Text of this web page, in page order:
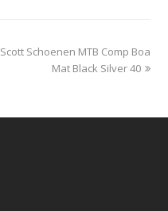
next
Scott Schoenen MTB Comp Boa
Mat Black Silver 40